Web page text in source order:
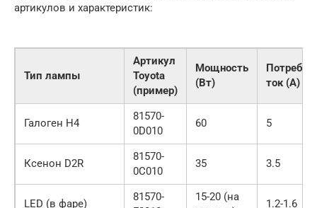
артикулов и характеристик:
Тип лампы
Артикул
Toyota
(пример)
Мощность
(Вт)
ток (А)
Галоген H4
81570-
0D010
60 5
Ксенон D2R
81570-
0C010
35 3.5
LED (в фаре)
81570-
15-20 (на
1.2-1.6